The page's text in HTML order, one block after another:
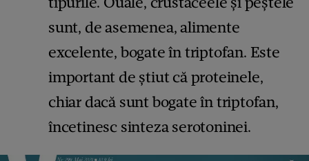
sunt, de asemenea, alimente
excelente, bogate în triptofan. Este
important de știut că proteinele,
chiar dacă sunt bogate în triptofan,
încetinesc sinteza serotoninei.